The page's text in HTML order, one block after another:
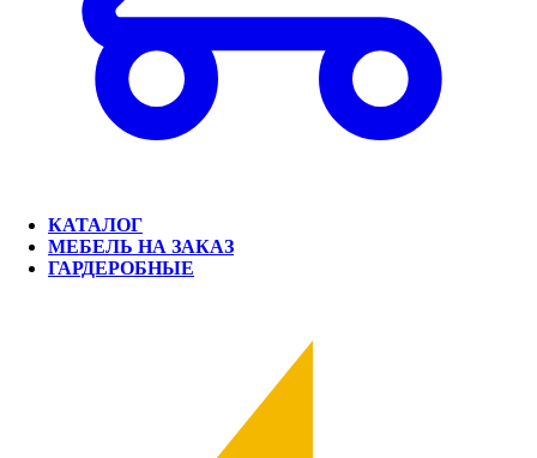
КАТАЛОГ
МЕБЕЛЬ НА ЗАКАЗ
ГАРДЕРОБНЫЕ